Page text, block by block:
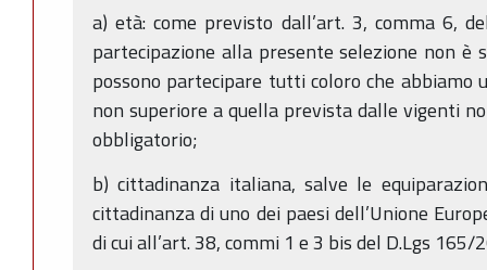
a) età: come previsto dall’art. 3, comma 6,
partecipazione alla presente selezione non
possono partecipare tutti coloro che abbiamo
non superiore a quella prevista dalle vigenti
obbligatorio;
b) cittadinanza italiana, salve le
cittadinanza di uno dei paesi dell’Unione
di cui all’art. 38, commi 1 e 3 bis del D.Lgs 165/